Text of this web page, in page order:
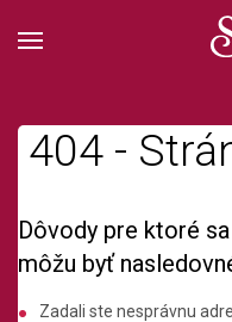
404 -
Dôvody pre ktoré
môžu byť
Zadali ste nesprávnu